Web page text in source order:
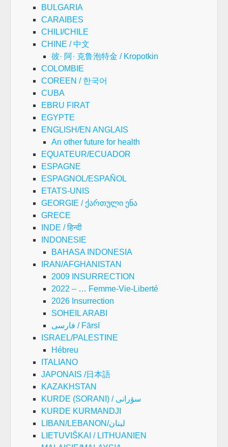
BULGARIA
CARAIBES
CHILI/CHILE
CHINE / 中文
彼· 阿· 克鲁泡特金 / Kropotkin
COLOMBIE
COREEN / 한국어
CUBA
EBRU FIRAT
EGYPTE
ENGLISH/EN ANGLAIS
An other future for health
EQUATEUR/ECUADOR
ESPAGNE
ESPAGNOL/ESPAÑOL
ETATS-UNIS
GEORGIE / ქართული ენა
GRECE
INDE / हिन्दी
INDONESIE
BAHASA INDONESIA
IRAN/AFGHANISTAN
2009 INSURRECTION
2022 – … Femme-Vie-Liberté
2026 Insurrection
SOHEIL ARABI
فارسی / Fārsī
ISRAEL/PALESTINE
Hébreu
ITALIANO
JAPONAIS /日本語
KAZAKHSTAN
KURDE (SORANI) / سۆرانی
KURDE KURMANDJI
LIBAN/LEBANON/لبنان
LIETUVIŠKAI / LITHUANIEN